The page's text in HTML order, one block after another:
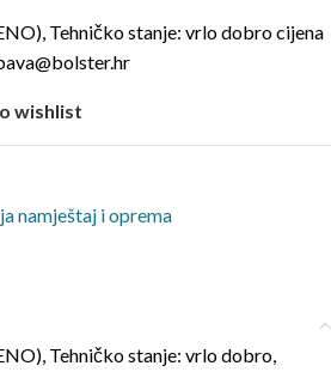
Tehničko stanje: vrlo dobro cijena
wishlist
namještaj i oprema
Tehničko stanje: vrlo dobro,